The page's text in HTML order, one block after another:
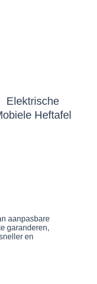
Elektrische
Heftafel
aanpasbare
garanderen,
en